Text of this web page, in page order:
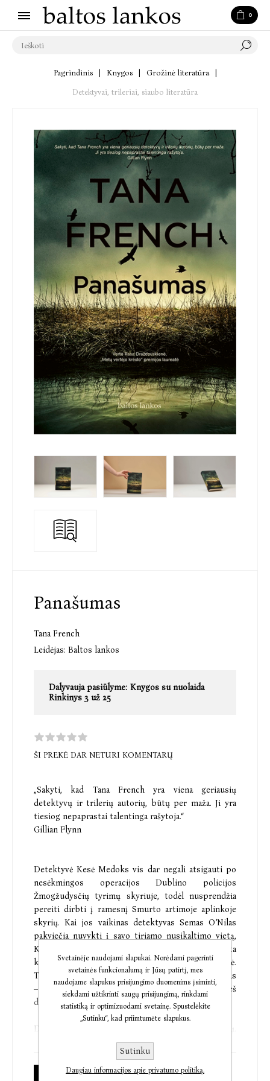
0
Pagrindinis Knygos Grožinė literatūra
Detektyvai, trileriai, siaubo literatūra
Panašumas
Tana French
Leidėjas: Baltos lankos
Dalyvauja pasiūlyme: Knygos su nuolaida
Rinkinys 3 už 25
ŠI PREKĖ DAR NETURI KOMENTARŲ
„Sakyti, kad Tana French yra viena geriausių
detektyvų ir trilerių autorių, būtų per maža. Ji yra
tiesiog nepaprastai talentinga rašytoja.“
Gillian Flynn
Detektyvė Kesė Medoks vis dar negali atsigauti po
nesėkmingos operacijos Dublino policijos
Žmogžudysčių tyrimų skyriuje, todėl nusprendžia
pereiti dirbti į ramesnį Smurto artimoje aplinkoje
skyrių. Kai jos vaikinas detektyvas Semas O’Nilas
pakviečia nuvykti į savo tiriamo nusikaltimo vietą,
Kesė ir vėl patiria šoką: rasta jauna mergina subadyta
krūtine yra tikrų tikriausia Kesės antrininkė.
Tapatybės dokumentai atskleidžia, kad aukos vardas
– Leksė Medison. Šiuo vardu Kesė naudojosi prieš
daugelį metų vykdydama slaptas operacijas.
Dublino policija neranda įkalčių, nėra ir įtariamųjų.
Bet žmogžudystę tiriantis detektyvas Frenkas
Makėjus supranta, kad turi unikalią galimybę
išaiškinti nusikaltimą: Kesė gali apsimesti Lekse,
Svetainėje naudojami slapukai. Norėdami pagerinti
svetainės funkcionalumą ir Jūsų patirtį, mes
naudojame slapukus prisijungimo duomenims įsiminti,
siekdami užtikrinti saugų prisijungimą, rinkdami
statistiką ir optimizuodami svetainę. Spustelėkite
„Sutinku“, kad priimtumėte slapukus.
Sutinku
Daugiau informacijos apie privatumo politiką.